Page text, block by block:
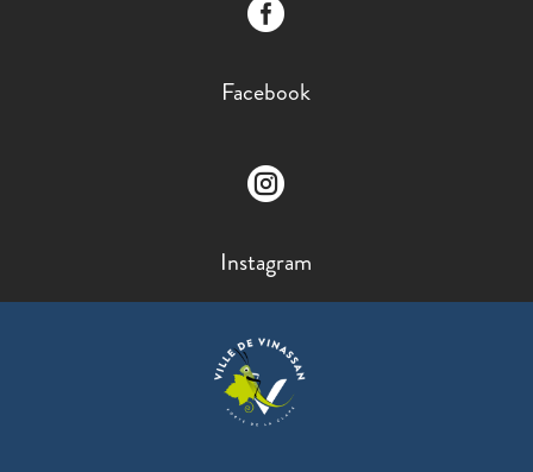

Facebook

Instagram